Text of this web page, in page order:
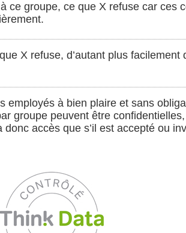
ce groupe, ce que X refuse car ces
X refuse, d’autant plus facilement
employés à bien plaire et sans
groupe peuvent être
donc accès que s’il est accepté ou